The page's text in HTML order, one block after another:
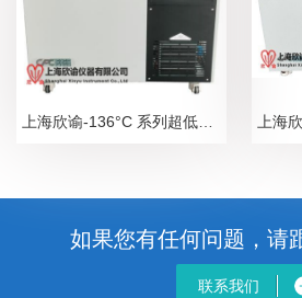
上海欣谕-136°C 系列超低温深冷保存箱，深冷卧式低温冰箱，超低温冰箱系列
如果您有任何问题，请
联系我们